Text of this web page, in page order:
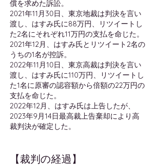
償を求めた訴訟。
2021年11月30日、東京地裁は判決を言い
渡し、はすみ氏に88万円、リツイートし
た2名にそれぞれ11万円の支払を命じた。
2021年12月、はすみ氏とリツイート2名の
うちの1名が控訴。
​2022年11月10日、東京高裁は判決を言い
渡し、はすみ氏に110万円、リツイートし
た1名に原審の認容額から倍額の22万円の
支払を命じた。
2022年12月、はすみ氏は上告したが、
2023年9月14日最高裁上告棄却により高
裁判決が確定した。
【裁判の経過】